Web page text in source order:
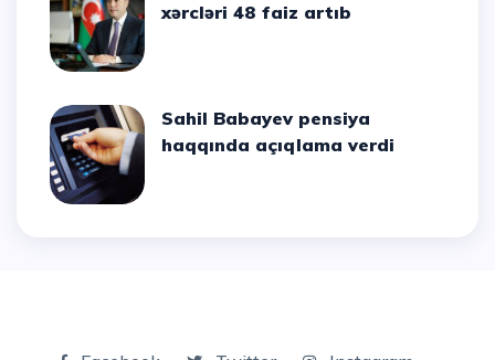
xərcləri 48 faiz artıb
Sahil Babayev pensiya
haqqında açıqlama verdi